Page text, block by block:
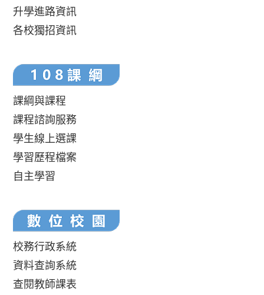
升學進路資訊
各校獨招資訊
課綱與課程
課程諮詢服務
學生線上選課
學習歷程檔案
自主學習
校務行政系統
資料查詢系統
查閱教師課表